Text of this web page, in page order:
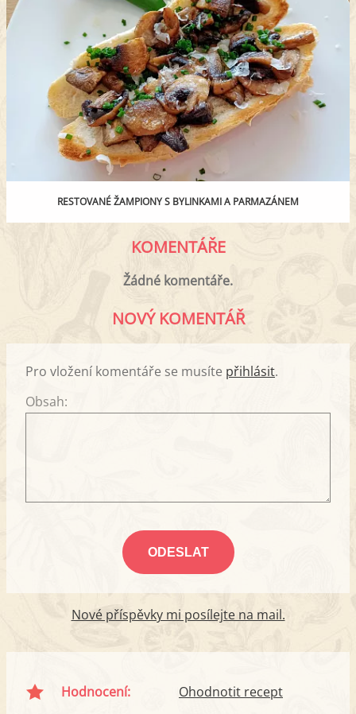
RESTOVANÉ ŽAMPIONY S BYLINKAMI A PARMAZÁNEM
KOMENTÁŘE
Žádné komentáře.
NOVÝ KOMENTÁŘ
Pro vložení komentáře se musíte přihlásit.
Obsah:
Nové příspěvky mi posílejte na mail.
Hodnocení: Ohodnotit recept